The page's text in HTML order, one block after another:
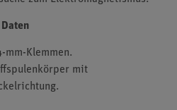
mm-Klemmen.
mit